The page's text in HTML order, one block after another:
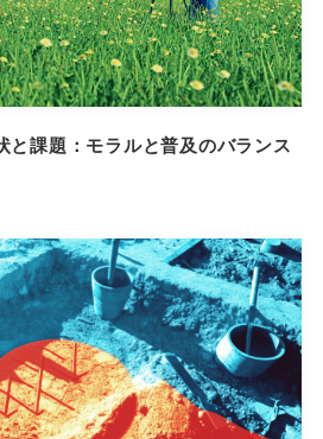
課題：モラルと普及のバランス